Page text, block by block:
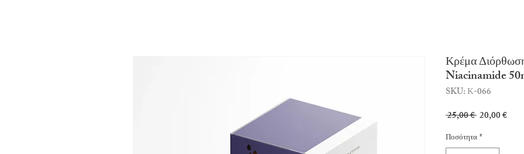
Κρέμα
Niacinamide
SKU: Κ-066
25,00 € Κανονική
20,00 €
Ποσότητα*